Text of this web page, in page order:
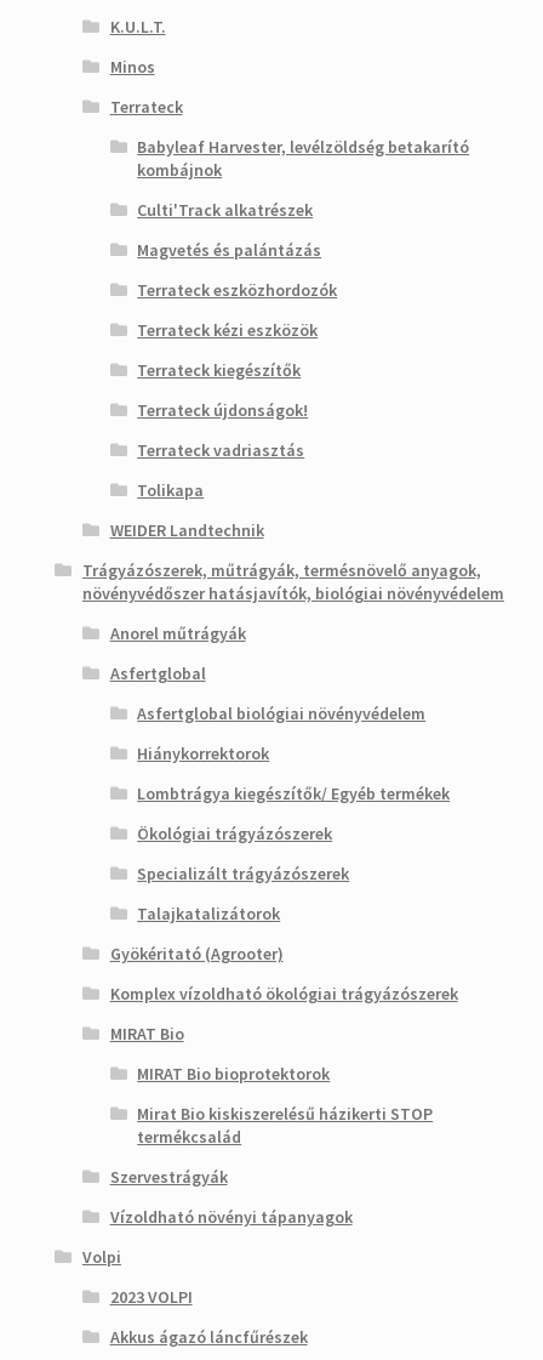
K.U.L.T.
Minos
Terrateck
Babyleaf Harvester, levélzöldség betakarító
kombájnok
Culti'Track alkatrészek
Magvetés és palántázás
Terrateck eszközhordozók
Terrateck kézi eszközök
Terrateck kiegészítők
Terrateck újdonságok!
Terrateck vadriasztás
Tolikapa
WEIDER Landtechnik
Trágyázószerek, műtrágyák, termésnövelő anyagok,
növényvédőszer hatásjavítók, biológiai növényvédelem
Anorel műtrágyák
Asfertglobal
Asfertglobal biológiai növényvédelem
Hiánykorrektorok
Lombtrágya kiegészítők/ Egyéb termékek
Ökológiai trágyázószerek
Specializált trágyázószerek
Talajkatalizátorok
Gyökéritató (Agrooter)
Komplex vízoldható ökológiai trágyázószerek
MIRAT Bio
MIRAT Bio bioprotektorok
Mirat Bio kiskiszerelésű házikerti STOP
termékcsalád
Szervestrágyák
Vízoldható növényi tápanyagok
Volpi
2023 VOLPI
Akkus ágazó láncfűrészek